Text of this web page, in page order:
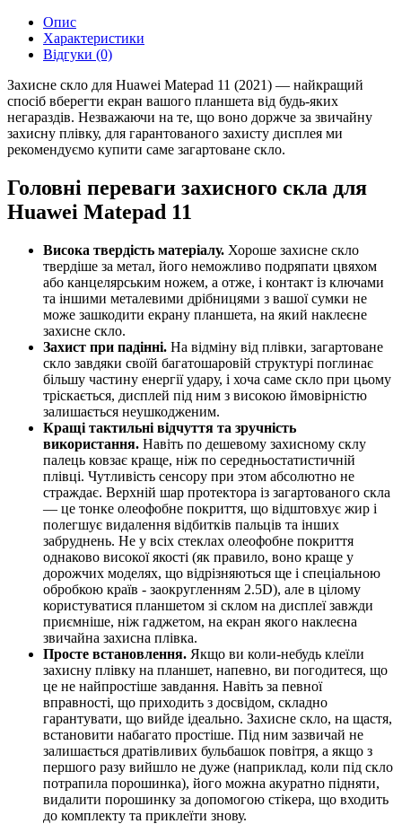
Опис
Характеристики
Відгуки (0)
Захисне скло для Huawei Matepad 11 (2021) — найкращий
спосіб вберегти екран вашого планшета від будь-яких
негараздів. Незважаючи на те, що воно доржче за звичайну
захисну плівку, для гарантованого захисту дисплея ми
рекомендуємо купити саме загартоване скло.
Головні переваги захисного скла для
Huawei Matepad 11
Висока твердість матеріалу. Хороше захисне скло
твердіше за метал, його неможливо подряпати цвяхом
або канцелярським ножем, а отже, і контакт із ключами
та іншими металевими дрібницями з вашої сумки не
може зашкодити екрану планшета, на який наклеєне
захисне скло.
Захист при падінні. На відміну від плівки, загартоване
скло завдяки своїй багатошаровій структурі поглинає
більшу частину енергії удару, і хоча саме скло при цьому
тріскається, дисплей під ним з високою ймовірністю
залишається неушкодженим.
Кращі тактильні відчуття та зручність
використання. Навіть по дешевому захисному склу
палець ковзає краще, ніж по середньостатистичній
плівці. Чутливість сенсору при этом абсолютно не
страждає. Верхній шар протектора із загартованого скла
— це тонке олеофобне покриття, що відштовхує жир і
полегшує видалення відбитків пальців та інших
забруднень. Не у всіх стеклах олеофобне покриття
однаково високої якості (як правило, воно краще у
дорожчих моделях, що відрізняються ще і спеціальною
обробкою країв - заокругленням 2.5D), але в цілому
користуватися планшетом зі склом на дисплеї завжди
приємніше, ніж гаджетом, на екран якого наклеєна
звичайна захисна плівка.
Просте встановлення. Якщо ви коли-небудь клеїли
захисну плівку на планшет, напевно, ви погодитеся, що
це не найпростіше завдання. Навіть за певної
вправності, що приходить з досвідом, складно
гарантувати, що вийде ідеально. Захисне скло, на щастя,
встановити набагато простіше. Під ним зазвичай не
залишається дратівливих бульбашок повітря, а якщо з
першого разу вийшло не дуже (наприклад, коли під скло
потрапила порошинка), його можна акуратно підняти,
видалити порошинку за допомогою стікера, що входить
до комплекту та приклеїти знову.